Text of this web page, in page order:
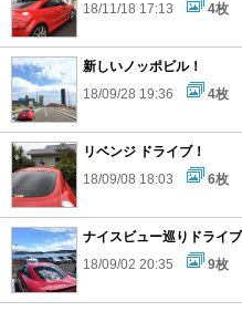
18/11/18 17:13
4枚
新しいノッポビル！
18/09/28 19:36
4枚
リベンジ ドライブ！
18/09/08 18:03
6枚
ナイスビュー巡りドライブ
18/09/02 20:35
9枚